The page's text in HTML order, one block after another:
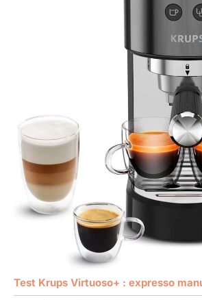
Test Krups Virtuoso+ : expresso